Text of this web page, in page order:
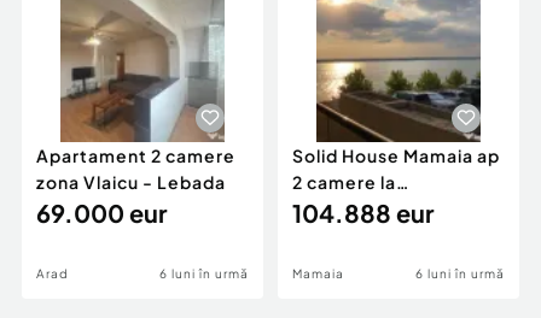
Apartament 2 camere
zona Vlaicu - Lebada
69.000 eur
Arad 6 luni în urmă
Solid House Mamaia ap
2 camere la
cheie,langa Mega
104.888 eur
Mamaia 6 luni în urmă